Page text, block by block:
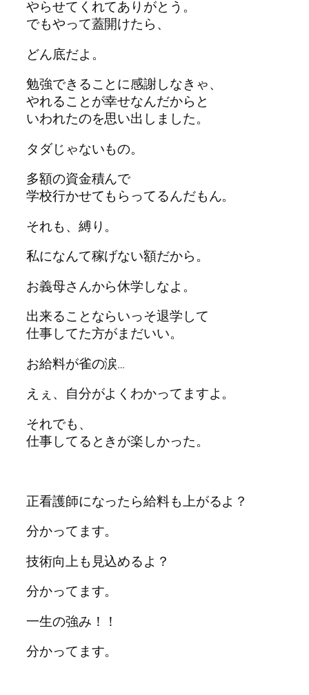
やらせてくれてありがとう。
でもやって蓋開けたら、
どん底だよ。
勉強できることに感謝しなきゃ、
やれることが幸せなんだからと
いわれたのを思い出しました。
タダじゃないもの。
多額の資金積んで
学校行かせてもらってるんだもん。
それも、縛り。
私になんて稼げない額だから。
お義母さんから休学しなよ。
出来ることならいっそ退学して
仕事してた方がまだいい。
お給料が雀の涙…
えぇ、自分がよくわかってますよ。
それでも、
仕事してるときが楽しかった。
正看護師になったら給料も上がるよ？
分かってます。
技術向上も見込めるよ？
分かってます。
一生の強み！！
分かってます。